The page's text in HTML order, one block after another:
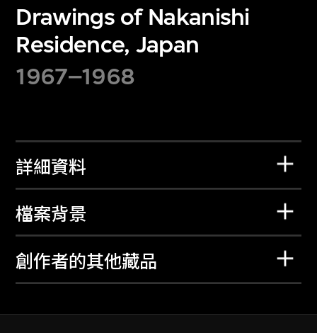
Drawings of Nakanishi
Residence, Japan
1967–1968
詳細資料
檔案背景
創作者的其他藏品